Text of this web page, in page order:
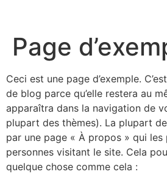
Page
Ceci est une page d’exemple.
de blog parce qu’elle restera au
apparaîtra dans la navigation de
plupart des thèmes). La plupart
par une page « À propos » qui les
personnes visitant le site. Cela
quelque chose comme cela :